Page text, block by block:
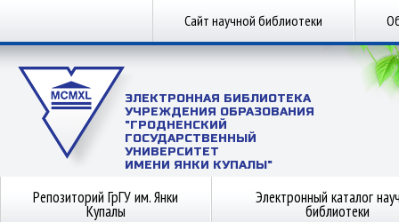
Сайт научной библиотеки
ЭЛЕКТРОННАЯ БИБЛИОТЕКА
УЧРЕЖДЕНИЯ ОБРАЗОВАНИЯ
"ГРОДНЕНСКИЙ
ГОСУДАРСТВЕННЫЙ
УНИВЕРСИТЕТ
ИМЕНИ ЯНКИ КУПАЛЫ"
Репозиторий ГрГУ им. Янки
Купалы
Электронный каталог
библиотеки